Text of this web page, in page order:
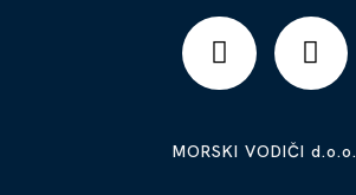
MORSKI VODIČI d.o.o.